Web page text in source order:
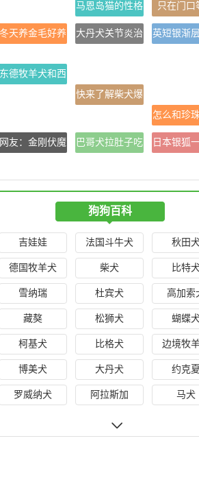
马恩岛猫的性格 只在门口
冬天养金毛好养
大丹犬关节炎治
英短银渐
东德牧羊犬和西
快来了解柴犬爆
怎么和珍
网友：金刚伏魔
巴哥犬拉肚子吃
日本银狐
狗狗百科
吉娃娃 法国斗牛犬 秋田
德国牧羊犬 柴犬 比特
雪纳瑞 杜宾犬 高加索
藏獒 松狮犬 蝴蝶
柯基犬 比格犬 边境牧
博美犬 大丹犬 约克
罗威纳犬 阿拉斯加 马犬